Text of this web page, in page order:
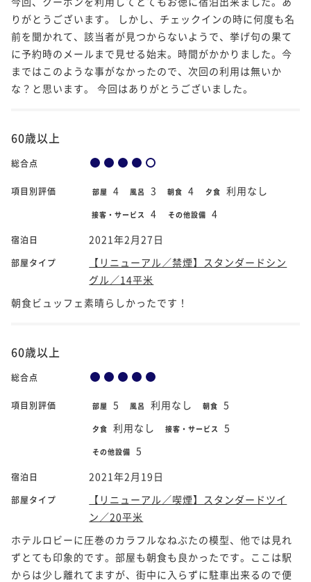
りがとうございます。 しかし、チェックインの時に何度も名
前を聞かれて、該当者が見つからないようで、挙げ句の果て
に予約時のメールまで見せる始末。時間がかかりました。今
まではこのような事がなかったので、次回の利用は無いか
な？と思います。 今回はありがとうございました。
60歳以上
総合点
項目別評価 部屋 4 風呂 3 朝食 4 夕食 利用なし
接客・サービス 4 その他設備 4
宿泊日 2021年2月27日
部屋タイプ
【リニューアル／禁煙】スタンダードシン
グル／14平米
朝食ビュッフェ素晴らしかったです！
60歳以上
総合点
項目別評価 部屋 5 風呂 利用なし 朝食 5
夕食 利用なし 接客・サービス 5
その他設備 5
宿泊日 2021年2月19日
部屋タイプ
【リニューアル／喫煙】スタンダードツイ
ン／20平米
ホテルロビーに圧巻のカラフルなねぶたの模型、他では見れ
ずとても印象的です。部屋も朝食も良かったです。ここは駅
からは少し離れてますが、街中に入らずに駐車出来るので便